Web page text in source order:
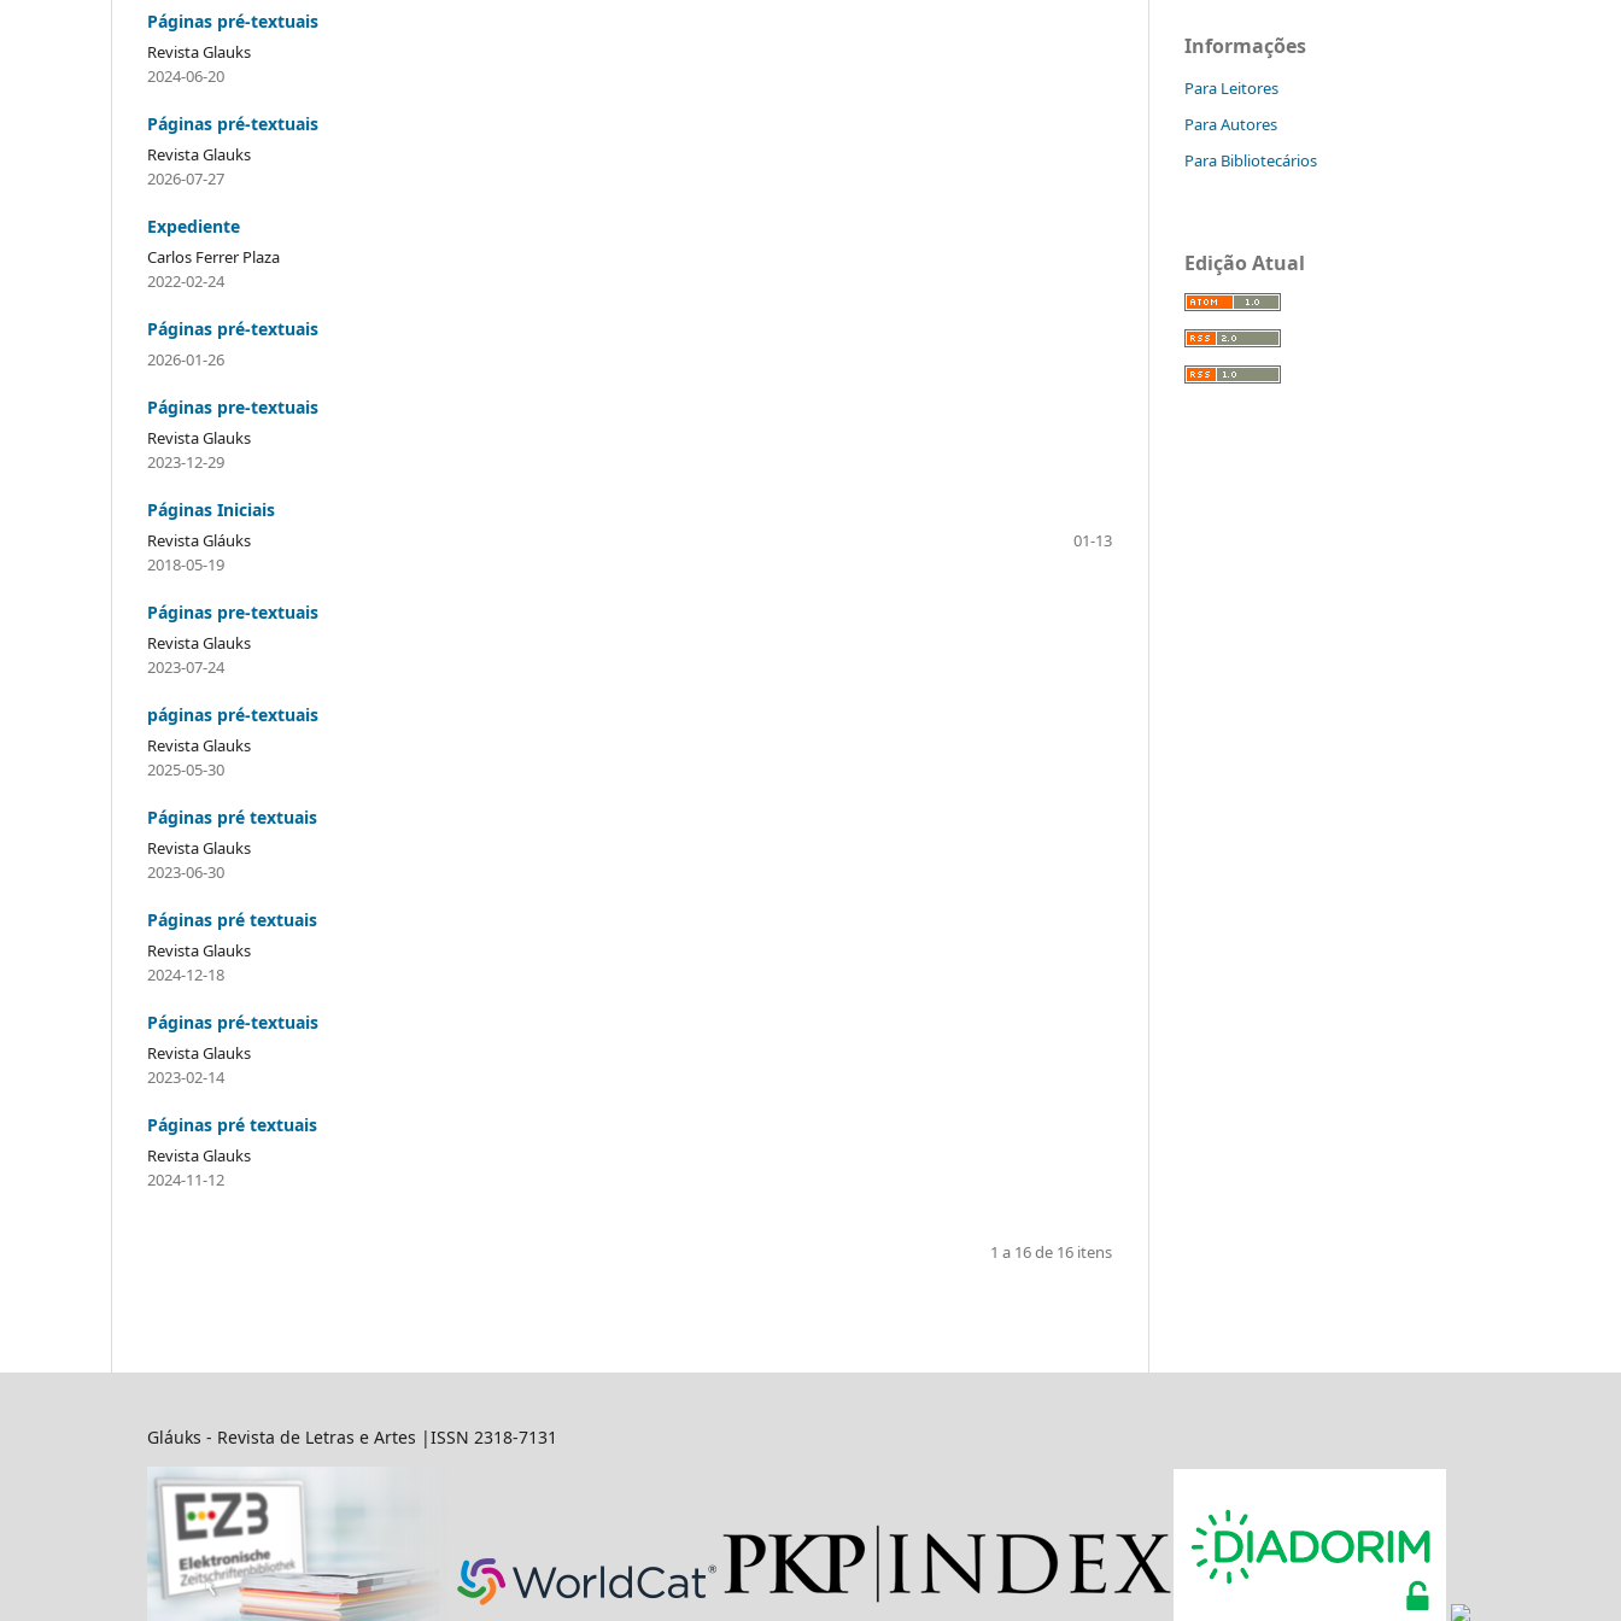
Páginas pré-textuais
Revista Glauks
2024-06-20
Páginas pré-textuais
Revista Glauks
2026-07-27
Expediente
Carlos Ferrer Plaza
2022-02-24
Páginas pré-textuais
2026-01-26
Páginas pre-textuais
Revista Glauks
2023-12-29
Páginas Iniciais
Revista Gláuks
01-13
2018-05-19
Páginas pre-textuais
Revista Glauks
2023-07-24
páginas pré-textuais
Revista Glauks
2025-05-30
Páginas pré textuais
Revista Glauks
2023-06-30
Páginas pré textuais
Revista Glauks
2024-12-18
Páginas pré-textuais
Revista Glauks
2023-02-14
Páginas pré textuais
Revista Glauks
2024-11-12
1 a 16 de 16 itens
Informações
Para Leitores
Para Autores
Para Bibliotecários
Edição Atual
Gláuks - Revista de Letras e Artes |ISSN 2318-7131